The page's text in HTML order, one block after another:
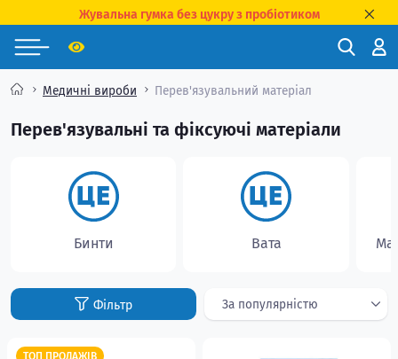
Жувальна гумка без цукру з пробіотиком
Медичні вироби Перев'язувальний матеріал
Перев'язувальні та фіксуючі матеріали
Бинти Вата
ТОП ПРОДАЖІВ